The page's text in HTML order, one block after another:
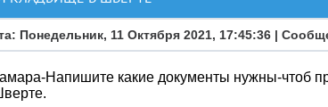
Понедельник, 11 Октября 2021, 17:45:36 |
Напишите какие документы нужны-чтоб